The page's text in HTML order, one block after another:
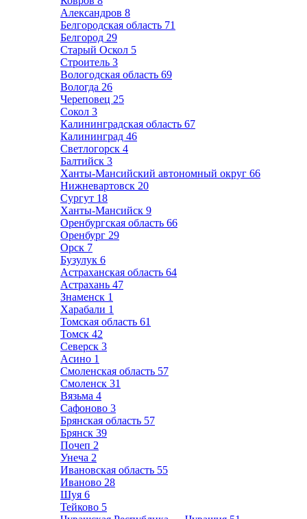
Александров 8
Белгородская область 71
Белгород 29
Старый Оскол 5
Строитель 3
Вологодская область 69
Вологда 26
Череповец 25
Сокол 3
Калининградская область 67
Калининград 46
Светлогорск 4
Балтийск 3
Ханты-Мансийский автономный округ 66
Нижневартовск 20
Сургут 18
Ханты-Мансийск 9
Оренбургская область 66
Оренбург 29
Орск 7
Бузулук 6
Астраханская область 64
Астрахань 47
Знаменск 1
Харабали 1
Томская область 61
Томск 42
Северск 3
Асино 1
Смоленская область 57
Смоленск 31
Вязьма 4
Сафоново 3
Брянская область 57
Брянск 39
Почеп 2
Унеча 2
Ивановская область 55
Иваново 28
Шуя 6
Тейково 5